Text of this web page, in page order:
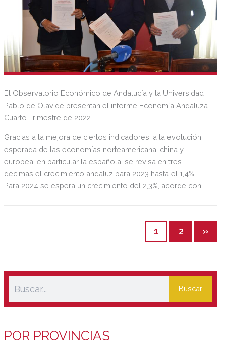
El Observatorio Económico de Andalucía y la Universidad
Pablo de Olavide presentan el informe Economía Andaluza
Cuarto Trimestre de 2022
Gracias a la mejora de ciertos indicadores, a la evolución
esperada de las economías norteamericana, china y
europea, en particular la española, se revisa en tres
décimas el crecimiento andaluz para 2023 hasta el 1,4%.
Para 2024 se espera un crecimiento del 2,3%, acorde con
1 2 »
Buscar
POR PROVINCIAS